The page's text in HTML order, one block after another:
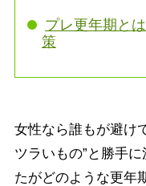
プレ更年期と
策
女性なら誰もが避け
ツラいもの”と勝手
たがどのような更年